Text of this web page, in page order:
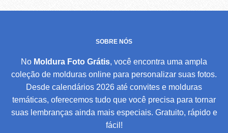
SOBRE NÓS
No Moldura Foto Grátis, você encontra uma ampla
coleção de molduras online para personalizar suas fotos.
Desde calendários 2026 até convites e molduras
temáticas, oferecemos tudo que você precisa para tornar
suas lembranças ainda mais especiais. Gratuito, rápido e
fácil!